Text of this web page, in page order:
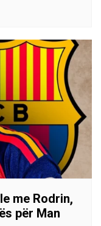
me Rodrin,
për Man